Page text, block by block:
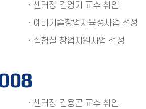
· 센터장 김영기 교수 취임
· 예비기술창업자육성사업 선정
· 실험실 창업지원사업 선정
· 센터장 김용곤 교수 취임